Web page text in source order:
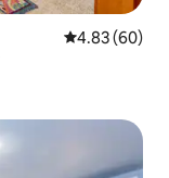
औसत रेटिंग 5 में
4.83 (60)